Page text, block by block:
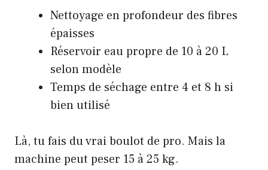
Nettoyage en profondeur des fibres
épaisses
Réservoir eau propre de 10 à 20 L
selon modèle
Temps de séchage entre 4 et 8 h si
bien utilisé
Là, tu fais du vrai boulot de pro. Mais la
machine peut peser 15 à 25 kg.